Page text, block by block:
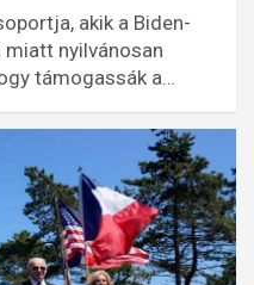
akik a Biden-
nyilvánosan
támogassák a…